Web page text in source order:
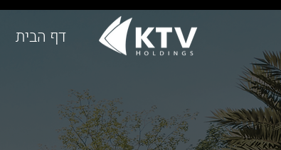
דף הבית